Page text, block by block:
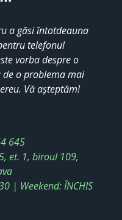
a găsi întotdeauna
telefonul
vorba despre o
de o problema mai
Vă așteptăm!
645
et. 1, biroul 109,
| Weekend: ÎNCHIS